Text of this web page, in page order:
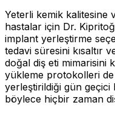
Yeterli kemik kalitesine
hastalar için Dr.
implant yerleştirme
tedavi süresini kısaltır
doğal diş eti mimarisini
yükleme protokolleri
yerleştirildiği gün geçici
böylece hiçbir zaman